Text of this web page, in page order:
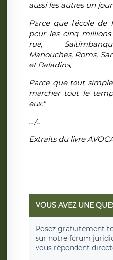
aussi les autres un jour
Parce que l’école de
pour les cinq millions
rue,
Manouches, Roms,
et Baladins,
Parce que tout
marcher tout le
eux."
.../...
Extraits du livre
VOUS AVEZ UNE
Posez gratuitement
sur notre forum
vous répondent